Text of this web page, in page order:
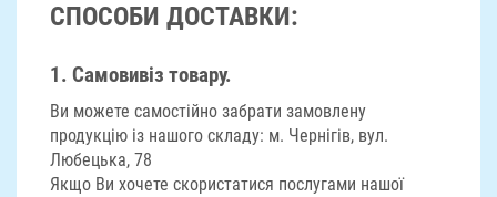
СПОСОБИ ДОСТАВКИ:
1. Самовивіз товару.
Ви можете самостійно забрати замовлену
продукцію із нашого складу: м. Чернігів, вул.
Любецька, 78
Якщо Ви хочете скористатися послугами нашої